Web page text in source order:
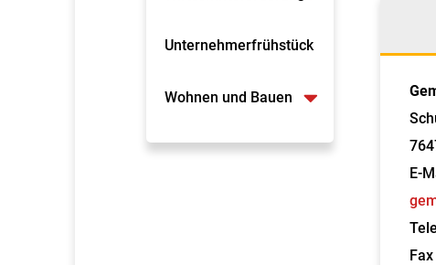
Unternehmerfrühstück
Wohnen und Bauen
E-
Fax